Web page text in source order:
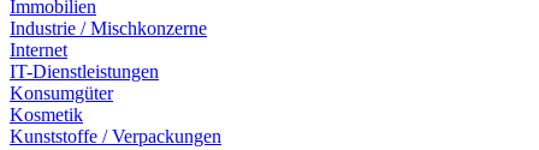
Immobilien
Industrie / Mischkonzerne
Internet
IT-Dienstleistungen
Konsumgüter
Kosmetik
Kunststoffe / Verpackungen